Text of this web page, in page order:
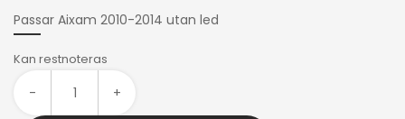
Passar Aixam 2010-2014 utan led
Kan restnoteras
- +